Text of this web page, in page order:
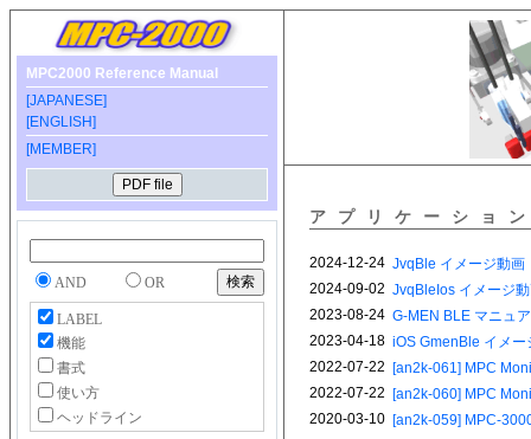
MPC2000 Reference Manual
[JAPANESE]
[ENGLISH]
[MEMBER]
AND OR
LABEL
機能
書式
使い方
ヘッドライン
アプリケーショ